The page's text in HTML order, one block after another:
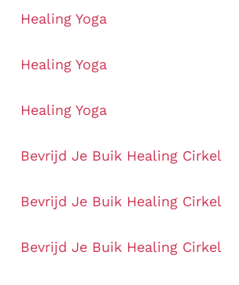
Healing Yoga
Healing Yoga
Healing Yoga
Bevrijd Je Buik Healing Cirkel
Bevrijd Je Buik Healing Cirkel
Bevrijd Je Buik Healing Cirkel